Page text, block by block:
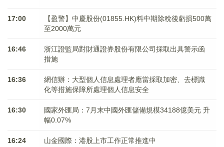
17:00
【盈警】中慶股份(01855.HK)料中期除稅後虧損500萬
至2000萬元
16:46
浙江證監局對財通證券股份有限公司採取出具警示函
措施
16:36
網信辦：大型個人信息處理者應當採取加密、去標識
化等措施保障所處理個人信息安全
16:30
國家外匯局：7月末中國外匯儲備規模34188億美元 升
幅0.07%
16:24 山金國際：港股上市工作正常推進中